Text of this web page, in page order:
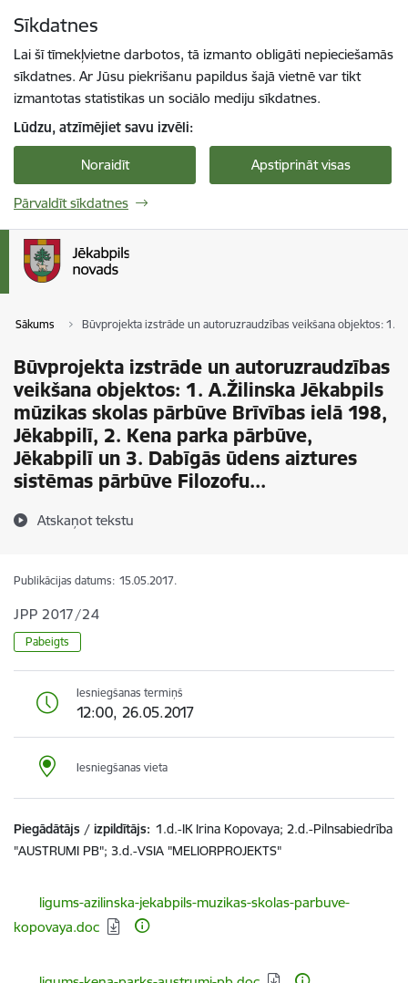
Sīkdatnes
Lai šī tīmekļvietne darbotos, tā izmanto obligāti nepieciešamās
sīkdatnes. Ar Jūsu piekrišanu papildus šajā vietnē var tikt
izmantotas statistikas un sociālo mediju sīkdatnes.
Lūdzu, atzīmējiet savu izvēli:
Noraidīt Apstiprināt visas
Pārvaldīt sīkdatnes
Sākums Būvprojekta izstrāde un autoruzraudzības veikšana objektos: 1.
Būvprojekta izstrāde un autoruzraudzības
veikšana objektos: 1. A.Žilinska Jēkabpils
mūzikas skolas pārbūve Brīvības ielā 198,
Jēkabpilī, 2. Kena parka pārbūve,
Jēkabpilī un 3. Dabīgās ūdens aiztures
sistēmas pārbūve Filozofu...
Atskaņot tekstu
Publikācijas datums: 15.05.2017.
JPP 2017/24
Pabeigts
Iesniegšanas termiņš
12:00, 26.05.2017
Iesniegšanas vieta
Piegādātājs / izpildītājs: 1.d.-IK Irina Kopovaya; 2.d.-Pilnsabiedrība
"AUSTRUMI PB"; 3.d.-VSIA "MELIORPROJEKTS"
Lejupielādēt:
ligums-azilinska-jekabpils-muzikas-skolas-parbuve-
kopovaya.doc
Lejupielādēt: